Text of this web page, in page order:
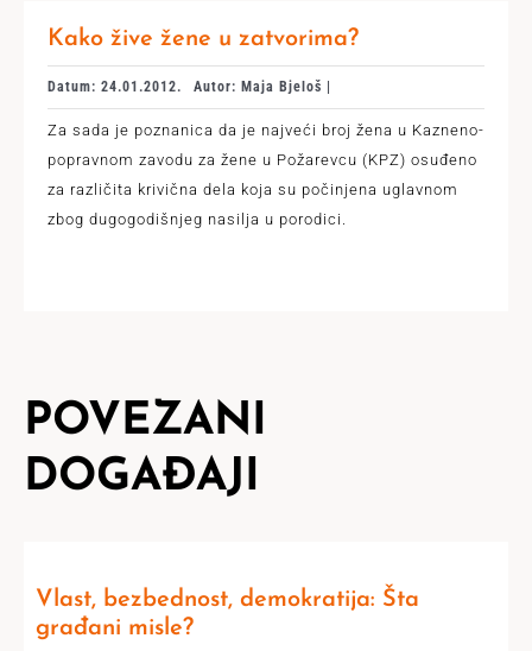
Kako žive žene u zatvorima?
Datum: 24.01.2012. Autor: Maja Bjeloš |
Za sada je poznanica da je najveći broj žena u Kazneno-
popravnom zavodu za žene u Požarevcu (KPZ) osuđeno
za različita krivična dela koja su počinjena uglavnom
zbog dugogodišnjeg nasilja u porodici.
POVEZANI
DOGAĐAJI
Vlast, bezbednost, demokratija: Šta
građani misle?